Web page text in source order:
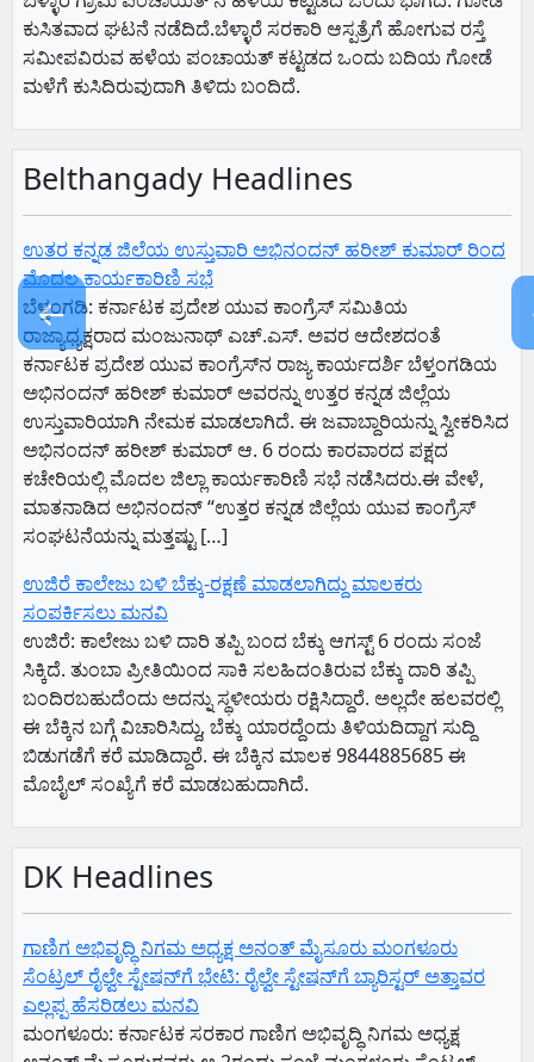
ಕುಸಿತವಾದ ಘಟನೆ ನಡೆದಿದೆ.ಬೆಳ್ಳಾರೆ ಸರಕಾರಿ ಆಸ್ಪತ್ರೆಗೆ ಹೋಗುವ ರಸ್ತೆ
ಸಮೀಪವಿರುವ ಹಳೆಯ ಪಂಚಾಯತ್ ಕಟ್ಟಡದ ಒಂದು ಬದಿಯ ಗೋಡೆ
ಮಳೆಗೆ ಕುಸಿದಿರುವುದಾಗಿ ತಿಳಿದು ಬಂದಿದೆ.
Belthangady Headlines
ಉತರ ಕನ್ನಡ ಜಿಲೆಯ ಉಸ್ತುವಾರಿ ಅಭಿನಂದನ್ ಹರೀಶ್ ಕುಮಾರ್ ರಿಂದ
ಮೊದಲ ಕಾರ್ಯಕಾರಿಣಿ ಸಭೆ
ಬೆಳ್ತಂಗಡಿ: ಕರ್ನಾಟಕ ಪ್ರದೇಶ ಯುವ ಕಾಂಗ್ರೆಸ್ ಸಮಿತಿಯ
ರಾಜ್ಯಾಧ್ಯಕ್ಷರಾದ ಮಂಜುನಾಥ್ ಎಚ್.ಎಸ್. ಅವರ ಆದೇಶದಂತೆ
ಕರ್ನಾಟಕ ಪ್ರದೇಶ ಯುವ ಕಾಂಗ್ರೆಸ್‌ನ ರಾಜ್ಯ ಕಾರ್ಯದರ್ಶಿ ಬೆಳ್ತಂಗಡಿಯ
ಅಭಿನಂದನ್ ಹರೀಶ್ ಕುಮಾರ್ ಅವರನ್ನು ಉತ್ತರ ಕನ್ನಡ ಜಿಲ್ಲೆಯ
ಉಸ್ತುವಾರಿಯಾಗಿ ನೇಮಕ ಮಾಡಲಾಗಿದೆ. ಈ ಜವಾಬ್ದಾರಿಯನ್ನು ಸ್ವೀಕರಿಸಿದ
ಅಭಿನಂದನ್ ಹರೀಶ್ ಕುಮಾರ್ ಆ. 6 ರಂದು ಕಾರವಾರದ ಪಕ್ಷದ
ಕಚೇರಿಯಲ್ಲಿ ಮೊದಲ ಜಿಲ್ಲಾ ಕಾರ್ಯಕಾರಿಣಿ ಸಭೆ ನಡೆಸಿದರು.ಈ ವೇಳೆ,
ಮಾತನಾಡಿದ ಅಭಿನಂದನ್ “ಉತ್ತರ ಕನ್ನಡ ಜಿಲ್ಲೆಯ ಯುವ ಕಾಂಗ್ರೆಸ್
ಸಂಘಟನೆಯನ್ನು ಮತ್ತಷ್ಟು […]
ಉಜಿರೆ ಕಾಲೇಜು ಬಳಿ ಬೆಕ್ಕು-ರಕ್ಷಣೆ ಮಾಡಲಾಗಿದ್ದು ಮಾಲಕರು
ಸಂಪರ್ಕಿಸಲು ಮನವಿ
ಉಜಿರೆ: ಕಾಲೇಜು ಬಳಿ ದಾರಿ ತಪ್ಪಿ ಬಂದ ಬೆಕ್ಕು ಆಗಸ್ಟ್ 6 ರಂದು ಸಂಜೆ
ಸಿಕ್ಕಿದೆ.‌ ತುಂಬಾ ಪ್ರೀತಿಯಿಂದ ಸಾಕಿ ಸಲಹಿದಂತಿರುವ ಬೆಕ್ಕು ದಾರಿ ತಪ್ಪಿ
ಬಂದಿರಬಹುದೆಂದು ಅದನ್ನು ಸ್ಥಳೀಯರು ರಕ್ಷಿಸಿದ್ದಾರೆ. ಅಲ್ಲದೇ ಹಲವರಲ್ಲಿ
ಈ ಬೆಕ್ಕಿನ ಬಗ್ಗೆ ವಿಚಾರಿಸಿದ್ದು, ಬೆಕ್ಕು ಯಾರದ್ದೆಂದು ತಿಳಿಯದಿದ್ದಾಗ ಸುದ್ದಿ
ಬಿಡುಗಡೆಗೆ ಕರೆ ಮಾಡಿದ್ದಾರೆ. ಈ ಬೆಕ್ಕಿನ ಮಾಲಕ 9844885685 ಈ
ಮೊಬೈಲ್ ಸಂಖ್ಯೆಗೆ ಕರೆ ಮಾಡಬಹುದಾಗಿದೆ.
DK Headlines
ಗಾಣಿಗ ಅಭಿವೃದ್ಧಿ ನಿಗಮ ಅಧ್ಯಕ್ಷ‌ ಅನಂತ್‌ ಮೈಸೂರು ಮಂಗಳೂರು
ಸೆಂಟ್ರಲ್‌ ರೈಲ್ವೇ ಸ್ಟೇಷನ್‌ಗೆ ಭೇಟಿ: ರೈಲ್ವೇ ಸ್ಟೇಷನ್‌ಗೆ ಬ್ಯಾರಿಸ್ಟರ್‌ ಅತ್ತಾವರ
ಎಲ್ಲಪ್ಪ ಹೆಸರಿಡಲು ಮನವಿ
ಮಂಗಳೂರು: ಕರ್ನಾಟಕ ಸರಕಾರ ಗಾಣಿಗ ಅಭಿವೃದ್ಧಿ ನಿಗಮ ಅಧ್ಯಕ್ಷ‌
←